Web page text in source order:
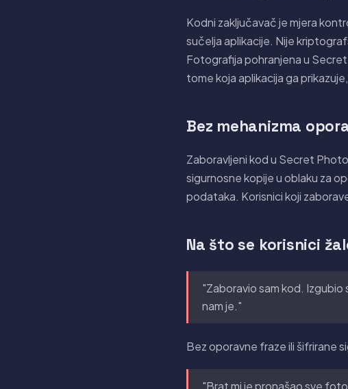
Kodni zaključavač je mjera
sučelja aplikacije. Nije
Fotografija pohranjena u Secret
tome koja aplikacija ga
Bez mehanizma
Zaboravljeni kod u Secret
sigurnosne kopije u oblaku za
podataka. Korisnici koji
Na što se korisnici
"Zaboravio sam kod.
nam je."
Bez oporavne fraze ili šifrirane
"Brat mi je pronašao sve